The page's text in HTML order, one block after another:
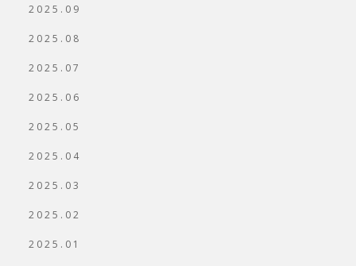
2025.09
2025.08
2025.07
2025.06
2025.05
2025.04
2025.03
2025.02
2025.01